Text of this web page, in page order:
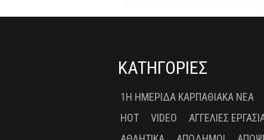
ΚΑΤΗΓΟΡΙΕΣ
1Η ΗΜΕΡΊΔΑ ΚΑΡΠΑΘΙΑΚΆ ΝΈΑ
HOT
VIDEO
ΑΓΓΕΛΊΕΣ